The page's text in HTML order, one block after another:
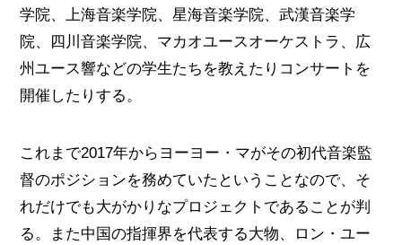
学院、上海音楽学院、星海音楽学院、武漢音楽学
院、四川音楽学院、マカオユースオーケストラ、広
州ユース響などの学生たちを教えたりコンサートを
開催したりする。
これまで2017年からヨーヨー・マがその初代音楽監
督のポジションを務めていたということなので、そ
れだけでも大がかりなプロジェクトであることが判
る。また中国の指揮界を代表する大物、ロン・ユー